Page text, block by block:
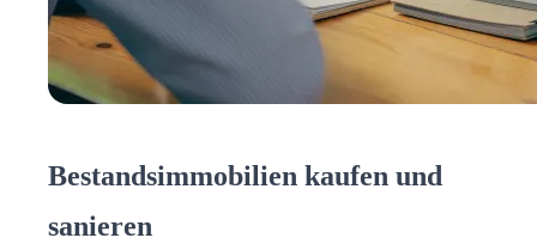
Bestandsimmobilien kaufen und
sanieren